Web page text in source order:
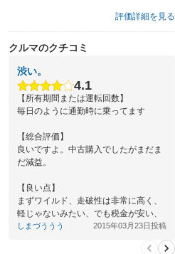
評価詳細を見る
クルマのクチコミ
渋い。
4.1
【所有期間または運転回数】
毎日のように通勤時に乗ってます
【総合評価】
良いですよ。中古購入でしたがまだま
だ減益。
【良い点】
まずワイルド、走破性は非常に高く、
軽じゃないみたい、でも税金が安い、
軽だから。
しまづううう 2015年03月23日投稿